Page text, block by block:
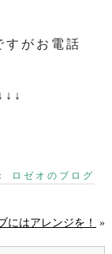
がお電話
ロゼオのブログ
にはアレンジを！ »